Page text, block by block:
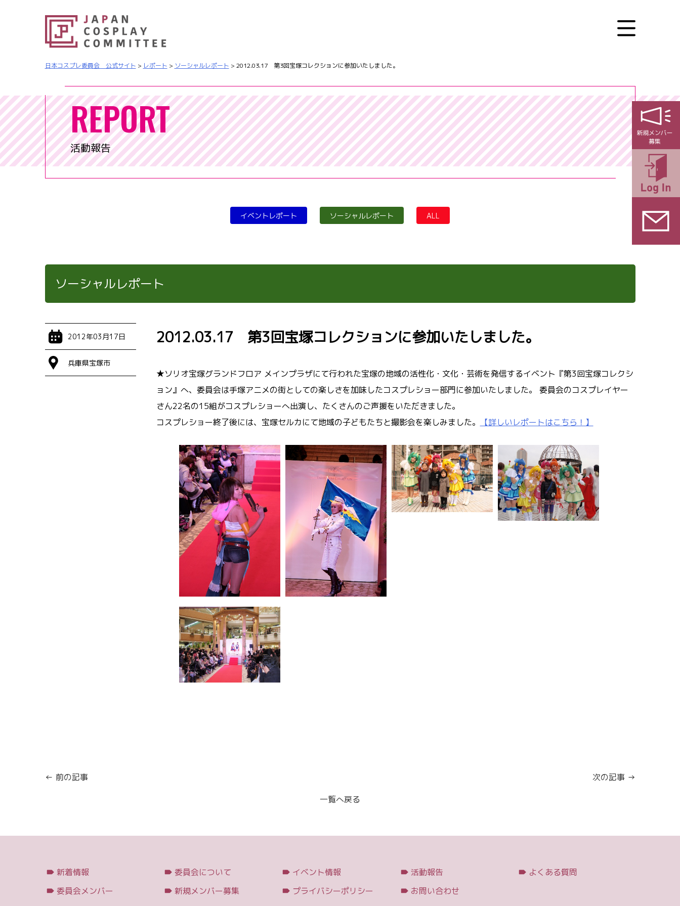
日本コスプレ委員会 公式サイト > レポート > ソーシャルレポート > 2012.03.17 第3回宝塚コレクションに参加いたしました。
REPORT
活動報告
イベントレポート ソーシャルレポート ALL
ソーシャルレポート
2012年03月17日
兵庫県宝塚市
2012.03.17 第3回宝塚コレクションに参加いたしました。
★ソリオ宝塚グランドフロア メインプラザにて行われた宝塚の地域の活性化・文化・芸術を発信するイベント『第3回宝塚コレクシ
ョン』へ、委員会は手塚アニメの街としての楽しさを加味したコスプレショー部門に参加いたしました。 委員会のコスプレイヤー
さん22名の15組がコスプレショーへ出演し、たくさんのご声援をいただきました。
コスプレショー終了後には、宝塚セルカにて地域の子どもたちと撮影会を楽しみました。
【詳しいレポートはこちら！】
← 前の記事
次の記事 →
一覧へ戻る
新着情報 委員会について イベント情報 活動報告
よくある質問
委員会メンバー
新規メンバー募集 プライバシーポリシー お問い合わせ